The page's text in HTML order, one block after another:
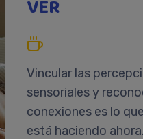
VER
Vincular las
sensoriales y
conexiones es lo
está haciendo